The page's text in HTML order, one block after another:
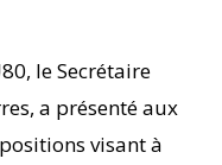
le Secrétaire
a présenté aux
visant à